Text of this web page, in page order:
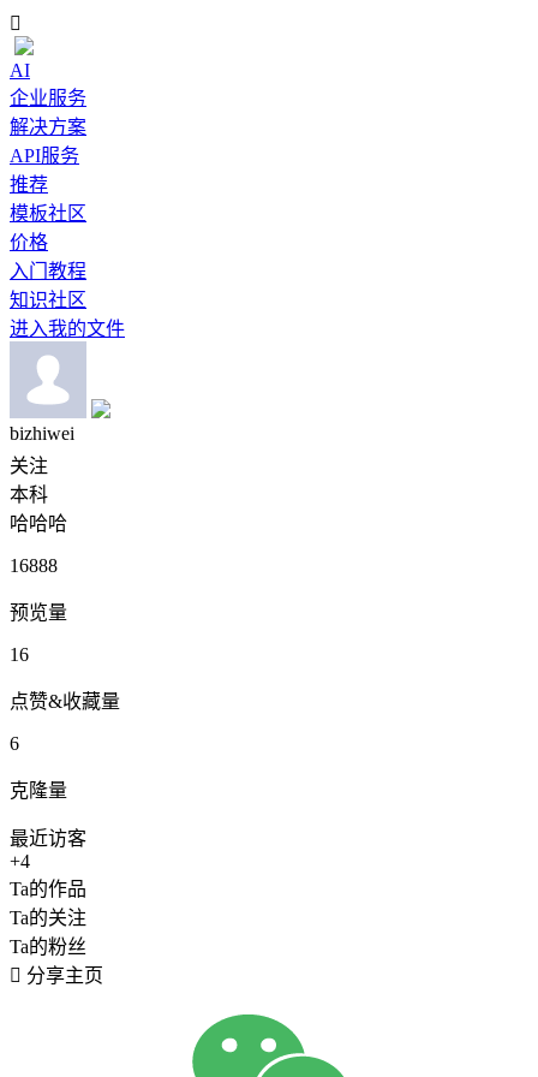

AI
企业服务
解决方案
API服务
推荐
模板社区
价格
入门教程
知识社区
进入我的文件
bizhiwei
关注
本科
哈哈哈
16888
预览量
16
点赞&收藏量
6
克隆量
最近访客
+4
Ta的作品
Ta的关注
Ta的粉丝
 分享主页